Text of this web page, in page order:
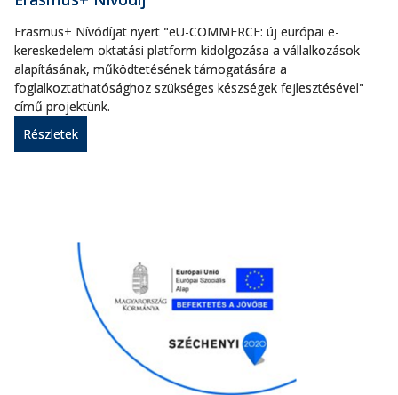
Erasmus+ Nívódíjat nyert "eU-COMMERCE: új európai e-
kereskedelem oktatási platform kidolgozása a vállalkozások
alapításának, működtetésének támogatására a
foglalkoztathatósághoz szükséges készségek fejlesztésével"
című projektünk.
Részletek